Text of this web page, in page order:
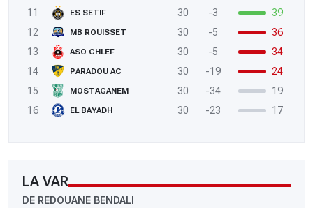
11
ES SETIF 30 -3
39
12
MB ROUISSET 30 -5
36
13
ASO CHLEF 30 -5
34
14
PARADOU AC 30 -19
24
15
MOSTAGANEM 30 -34
19
16
EL BAYADH 30 -23 17
LA VAR
DE REDOUANE BENDALI